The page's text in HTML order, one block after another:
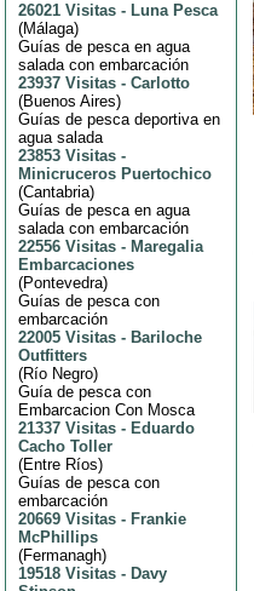
26021 Visitas - Luna Pesca
(Málaga)
Guías de pesca en agua
salada con embarcación
23937 Visitas - Carlotto
(Buenos Aires)
Guías de pesca deportiva en
agua salada
23853 Visitas -
Minicruceros Puertochico
(Cantabria)
Guías de pesca en agua
salada con embarcación
22556 Visitas - Maregalia
Embarcaciones
(Pontevedra)
Guías de pesca con
embarcación
22005 Visitas - Bariloche
Outfitters
(Río Negro)
Guía de pesca con
Embarcacion Con Mosca
21337 Visitas - Eduardo
Cacho Toller
(Entre Ríos)
Guías de pesca con
embarcación
20669 Visitas - Frankie
McPhillips
(Fermanagh)
19518 Visitas - Davy